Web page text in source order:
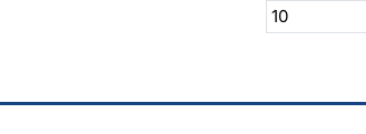
10